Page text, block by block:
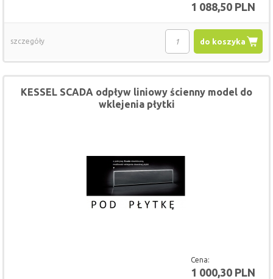
1 088,50 PLN
do koszyka
szczegóły
Cena:
1 000,30 PLN
KESSEL SCADA odpływ liniowy ścienny model do
wklejenia płytki